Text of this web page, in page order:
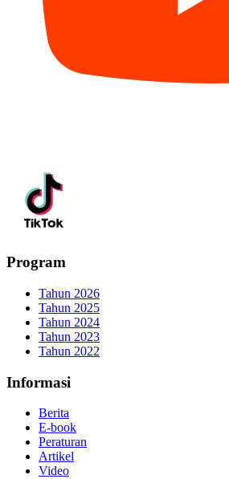
Program
Tahun 2026
Tahun 2025
Tahun 2024
Tahun 2023
Tahun 2022
Informasi
Berita
E-book
Peraturan
Artikel
Video